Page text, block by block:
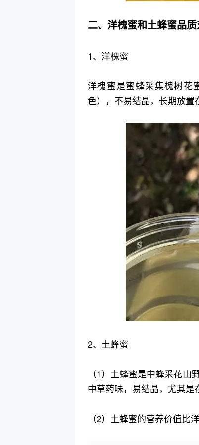
二、洋槐蜜和土蜂蜜品
1、洋槐蜜
洋槐蜜是蜜蜂采集槐树花
色），不易结晶，长期放置
2、土蜂蜜
（1）土蜂蜜是中蜂采花
中草药味，易结晶，尤其是
（2）土蜂蜜的营养价值比